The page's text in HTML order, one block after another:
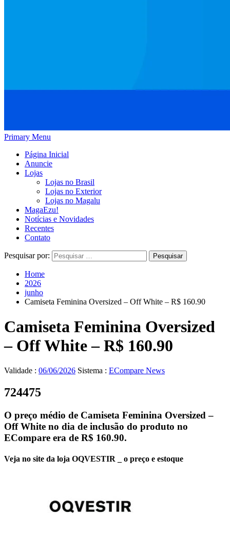
Primary Menu
Página Inicial
Anuncie
Lojas
Lojas no Brasil
Lojas no Exterior
Lojas no Magalu
MagaEzu!
Notícias e Novidades
Recentes
Contato
Pesquisar por:
Home
2026
junho
Camiseta Feminina Oversized – Off White – R$ 160.90
Camiseta Feminina Oversized
– Off White – R$ 160.90
Validade : 06/06/2026 Sistema : ECompare News
724475
O preço médio de Camiseta Feminina Oversized –
Off White no dia de inclusão do produto no
ECompare era de R$ 160.90.
Veja no site da loja OQVESTIR _ o preço e estoque